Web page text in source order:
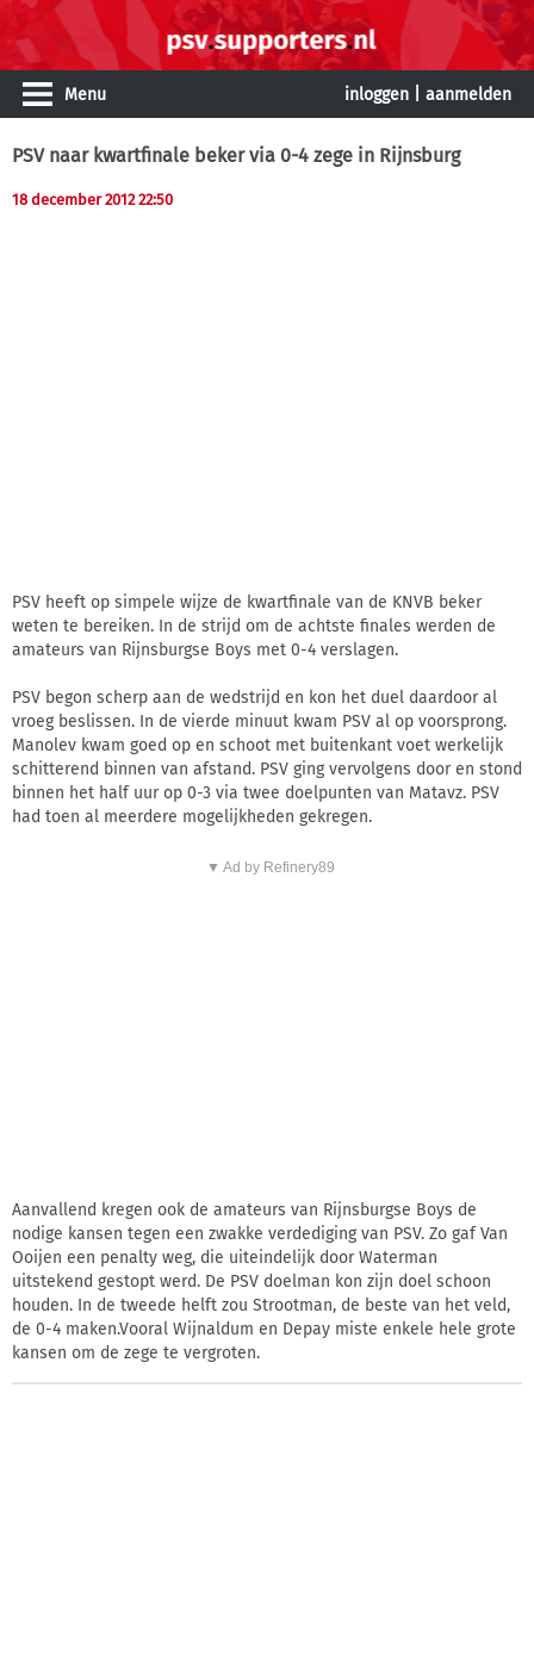
Menu inloggen aanmelden
PSV naar kwartfinale beker via 0-4 zege in Rijnsburg
18 december 2012 22:50
PSV heeft op simpele wijze de kwartfinale van de KNVB beker
weten te bereiken. In de strijd om de achtste finales werden de
amateurs van Rijnsburgse Boys met 0-4 verslagen.
PSV begon scherp aan de wedstrijd en kon het duel daardoor al
vroeg beslissen. In de vierde minuut kwam PSV al op voorsprong.
Manolev kwam goed op en schoot met buitenkant voet werkelijk
schitterend binnen van afstand. PSV ging vervolgens door en stond
binnen het half uur op 0-3 via twee doelpunten van Matavz. PSV
had toen al meerdere mogelijkheden gekregen.
▼ Ad by Refinery89
Aanvallend kregen ook de amateurs van Rijnsburgse Boys de
nodige kansen tegen een zwakke verdediging van PSV. Zo gaf Van
Ooijen een penalty weg, die uiteindelijk door Waterman
uitstekend gestopt werd. De PSV doelman kon zijn doel schoon
houden. In de tweede helft zou Strootman, de beste van het veld,
de 0-4 maken.Vooral Wijnaldum en Depay miste enkele hele grote
kansen om de zege te vergroten.